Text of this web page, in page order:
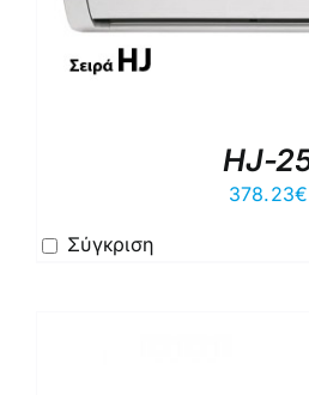
HJ-
378.23€
Σύγκριση